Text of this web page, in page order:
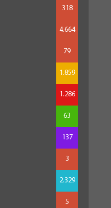
318
4.664
79
1.859
1.286
63
137
3
2.329
5